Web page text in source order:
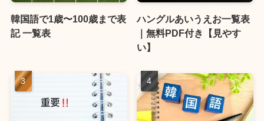
韓国語で1歳〜100歳まで表
記 一覧表
ハングルあいうえお一覧表
｜無料PDF付き【見やす
い】